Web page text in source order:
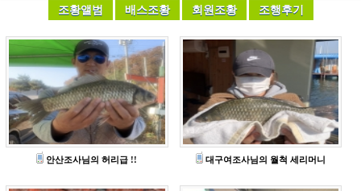
안산조사님의 허리급 !! 대구여조사님의 월척 세리머니